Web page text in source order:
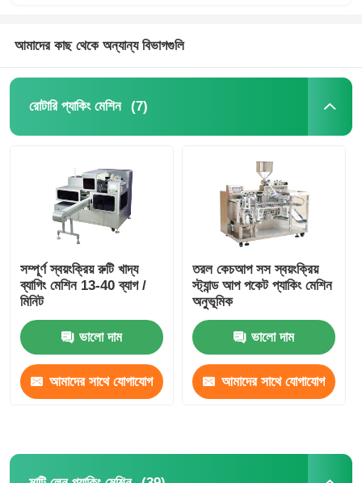
আমাদের কাছ থেকে অন্যান্য বিভাগগুলি
রোটারি প্যাকিং মেশিন (7)
সম্পূর্ণ স্বয়ংক্রিয় রুটি খাদ্য
ব্যাগিং মেশিন 13-40 ব্যাগ /
মিনিট
ভালো দাম
আমাদের সাথে যোগাযোগ
তরল কেচআপ সস স্বয়ংক্রিয়
স্ট্যান্ড আপ পকেট প্যাকিং মেশিন
অনুভূমিক
ভালো দাম
আমাদের সাথে যোগাযোগ